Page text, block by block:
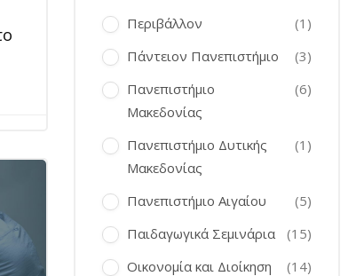
Περιβάλλον
(1)
Πάντειον Πανεπιστήμιο
(3)
Πανεπιστήμιο
Μακεδονίας
(6)
Πανεπιστήμιο Δυτικής
Μακεδονίας
(1)
Πανεπιστήμιο Αιγαίου
(5)
Παιδαγωγικά Σεμινάρια
(15)
Οικονομία και Διοίκηση
(14)